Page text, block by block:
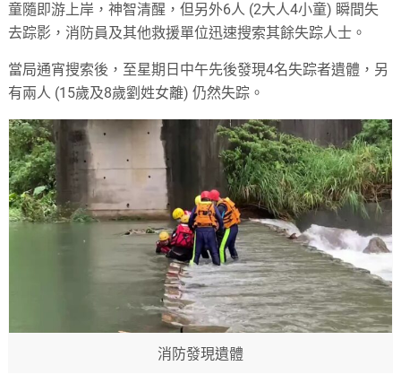
童隨即游上岸，神智清醒，但另外6人 (2大人4小童) 瞬間失
去踪影，消防員及其他救援單位迅速搜索其餘失踪人士。
當局通宵搜索後，至星期日中午先後發現4名失踪者遺體，另
有兩人 (15歲及8歲劉姓女離) 仍然失踪。
消防發現遺體